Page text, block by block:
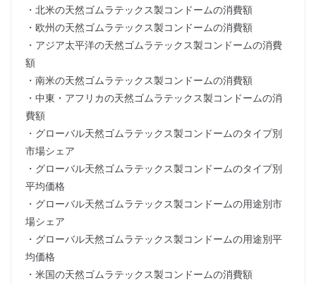
・北米の天然ゴムラテックス製コンドームの消費額
・欧州の天然ゴムラテックス製コンドームの消費額
・アジア太平洋の天然ゴムラテックス製コンドームの消費
額
・南米の天然ゴムラテックス製コンドームの消費額
・中東・アフリカの天然ゴムラテックス製コンドームの消
費額
・グローバル天然ゴムラテックス製コンドームのタイプ別
市場シェア
・グローバル天然ゴムラテックス製コンドームのタイプ別
平均価格
・グローバル天然ゴムラテックス製コンドームの用途別市
場シェア
・グローバル天然ゴムラテックス製コンドームの用途別平
均価格
・米国の天然ゴムラテックス製コンドームの消費額